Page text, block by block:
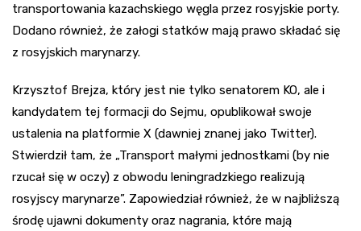
transportowania kazachskiego węgla przez rosyjskie porty.
Dodano również, że załogi statków mają prawo składać się
z rosyjskich marynarzy.
Krzysztof Brejza, który jest nie tylko senatorem KO, ale i
kandydatem tej formacji do Sejmu, opublikował swoje
ustalenia na platformie X (dawniej znanej jako Twitter).
Stwierdził tam, że „Transport małymi jednostkami (by nie
rzucał się w oczy) z obwodu leningradzkiego realizują
rosyjscy marynarze”. Zapowiedział również, że w najbliższą
środę ujawni dokumenty oraz nagrania, które mają